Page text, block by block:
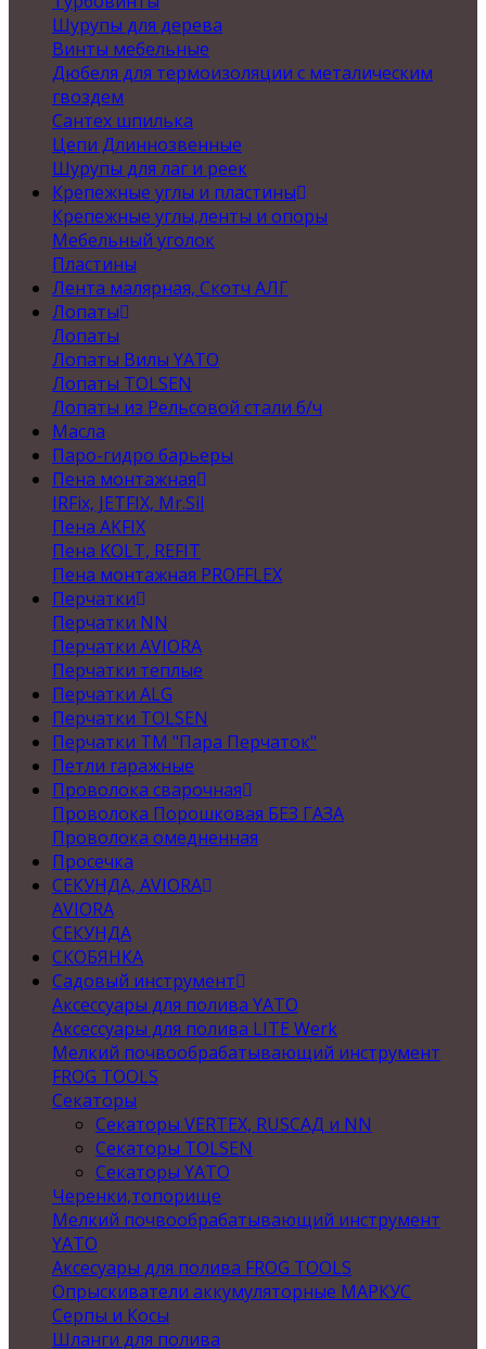
Шурупы для дерева
Винты мебельные
Дюбеля для термоизоляции с металическим
гвоздем
Сантех шпилька
Цепи Длиннозвенные
Шурупы для лаг и реек
Крепежные углы и пластины
Крепежные углы,ленты и опоры
Мебельный уголок
Пластины
Лента малярная, Скотч АЛГ
Лопаты
Лопаты
Лопаты Вилы YATO
Лопаты TOLSEN
Лопаты из Рельсовой стали б/ч
Масла
Паро-гидро барьеры
Пена монтажная
IRFix, JETFIX, Mr.Sil
Пена AKFIX
Пена KOLT, REFIT
Пена монтажная PROFFLEX
Перчатки
Перчатки NN
Перчатки AVIORA
Перчатки теплые
Перчатки ALG
Перчатки TOLSEN
Перчатки ТМ "Пара Перчаток"
Петли гаражные
Проволока сварочная
Проволока Порошковая БЕЗ ГАЗА
Проволока омедненная
Просечка
СЕКУНДА, AVIORA
AVIORA
СЕКУНДА
СКОБЯНКА
Садовый инструмент
Аксессуары для полива YATO
Аксессуары для полива LITE Werk
Мелкий почвообрабатывающий инструмент
FROG TOOLS
Секаторы
Секаторы VERTEX, RUSСАД и NN
Секаторы TOLSEN
Секаторы YATO
Черенки,топорище
Мелкий почвообрабатывающий инструмент
YATO
Аксесуары для полива FROG TOOLS
Опрыскиватели аккумуляторные МАРКУС
Серпы и Косы
Шланги для полива